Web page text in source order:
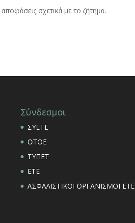
σχετικά με το ζήτημα.
Σύνδεσμοι
ΣΥΕΤΕ
ΟΤΟΕ
ΤΥΠΕΤ
ΕΤΕ
ΑΣΦΑΛΙΣΤΙΚΟΙ ΟΡΓΑΝΙΣΜΟΙ ΕΤΕ